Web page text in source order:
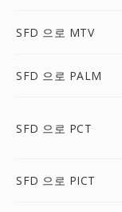
SFD 으로 MTV
SFD 으로 PALM
SFD 으로 PCT
SFD 으로 PICT